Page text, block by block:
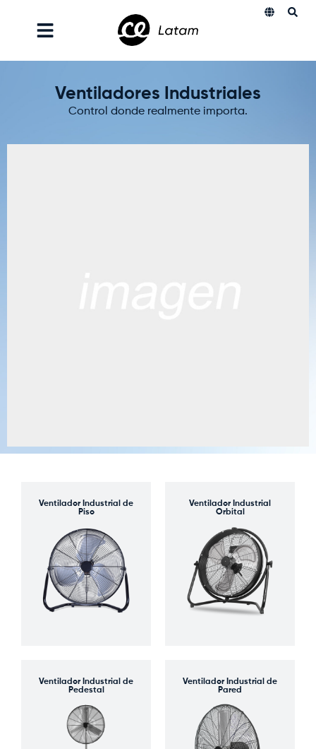
Ventiladores Industriales
Control donde realmente importa.
Ventilador Industrial de
Piso
Ventilador Industrial
Orbital
Ventilador Industrial de
Pedestal
Ventilador Industrial de
Pared